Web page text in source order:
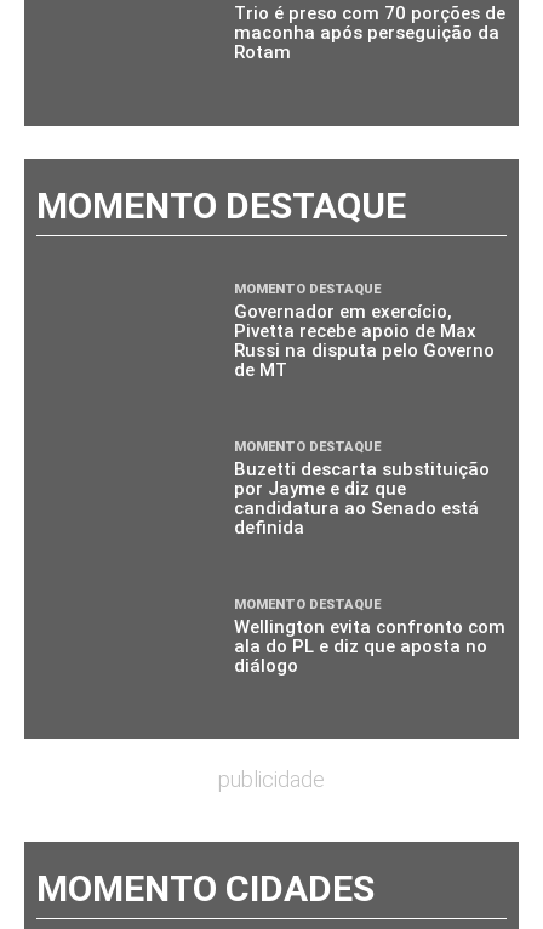
Trio é preso com 70 porções de
maconha após perseguição da
Rotam
MOMENTO DESTAQUE
MOMENTO DESTAQUE
Governador em exercício,
Pivetta recebe apoio de Max
Russi na disputa pelo Governo
de MT
MOMENTO DESTAQUE
Buzetti descarta substituição
por Jayme e diz que
candidatura ao Senado está
definida
MOMENTO DESTAQUE
Wellington evita confronto com
ala do PL e diz que aposta no
diálogo
publicidade
MOMENTO CIDADES